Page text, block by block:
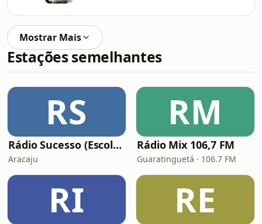
Mostrar Mais
Estações semelhantes
RS
Rádio Sucesso (Escolar)
Aracaju
RM
Rádio Mix 106,7 FM
Guaratinguetá · 106.7 FM
RI RE